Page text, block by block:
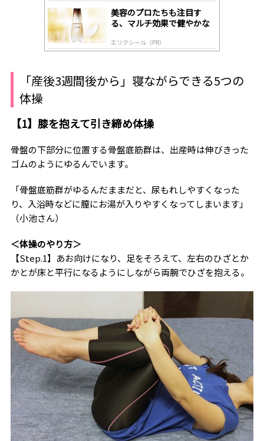
美容のプロたちも注目す
る、マルチ効果で健やかな
エリクシール（PR）
「産後3週間後から」寝ながらできる5つの
体操
【1】膝を抱えて引き締め体操
骨盤の下部分に位置する骨盤底筋群は、出産時は伸びきった
ゴムのようにゆるんでいます。
「骨盤底筋群がゆるんだままだと、尿もれしやすくなった
り、入浴時などに膣にお湯が入りやすくなってしまいます」
（小池さん）
＜体操のやり方＞
【Step.1】あお向けになり、足をそろえて、左右のひざとか
かとが床と平行になるようにしながら両腕でひざを抱える。